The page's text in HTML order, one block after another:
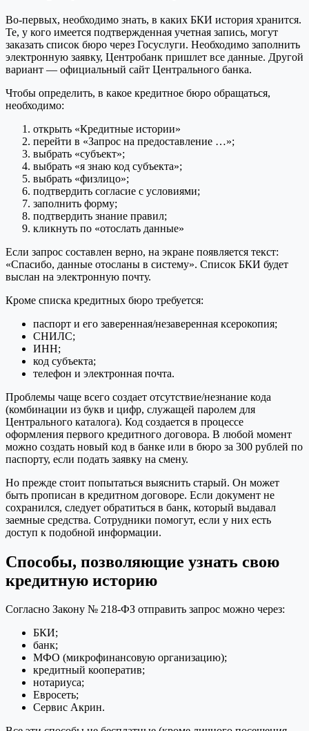
Во-первых, необходимо знать, в каких БКИ история хранится.
Те, у кого имеется подтвержденная учетная запись, могут
заказать список бюро через Госуслуги. Необходимо заполнить
электронную заявку, Центробанк пришлет все данные. Другой
вариант — официальный сайт Центрального банка.
Чтобы определить, в какое кредитное бюро обращаться,
необходимо:
открыть «Кредитные истории»
перейти в «Запрос на предоставление …»;
выбрать «субъект»;
выбрать «я знаю код субъекта»;
выбрать «физлицо»;
подтвердить согласие с условиями;
заполнить форму;
подтвердить знание правил;
кликнуть по «отослать данные»
Если запрос составлен верно, на экране появляется текст:
«Спасибо, данные отосланы в систему». Список БКИ будет
выслан на электронную почту.
Кроме списка кредитных бюро требуется:
паспорт и его заверенная/незаверенная ксерокопия;
СНИЛС;
ИНН;
код субъекта;
телефон и электронная почта.
Проблемы чаще всего создает отсутствие/незнание кода
(комбинации из букв и цифр, служащей паролем для
Центрального каталога). Код создается в процессе
оформления первого кредитного договора. В любой момент
можно создать новый код в банке или в бюро за 300 рублей по
паспорту, если подать заявку на смену.
Но прежде стоит попытаться выяснить старый. Он может
быть прописан в кредитном договоре. Если документ не
сохранился, следует обратиться в банк, который выдавал
заемные средства. Сотрудники помогут, если у них есть
доступ к подобной информации.
Способы, позволяющие узнать свою
кредитную историю
Согласно Закону № 218-ФЗ отправить запрос можно через:
БКИ;
банк;
МФО (микрофинансовую организацию);
кредитный кооператив;
нотариуса;
Евросеть;
Сервис Акрин.